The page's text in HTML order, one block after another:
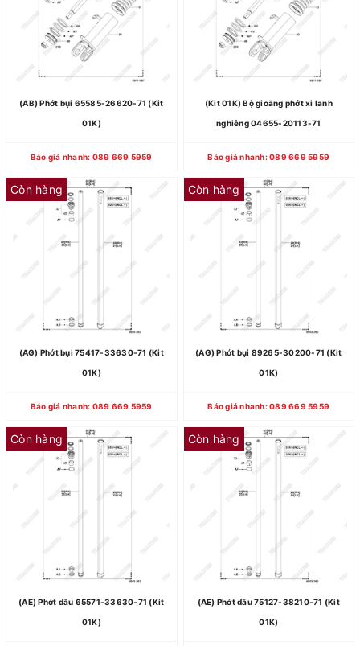
(AB) Phớt bụi 65585-26620-71 (Kit
01K)
Báo giá nhanh: 089 669 5959
(Kit 01K) Bộ gioăng phớt xi lanh
nghiêng 04655-20113-71
Báo giá nhanh: 089 669 5959
Còn hàng
(AG) Phớt bụi 75417-33630-71 (Kit
01K)
Báo giá nhanh: 089 669 5959
Còn hàng
(AG) Phớt bụi 89265-30200-71 (Kit
01K)
Báo giá nhanh: 089 669 5959
Còn hàng
(AE) Phớt dầu 65571-33630-71 (Kit
01K)
Còn hàng
(AE) Phớt dầu 75127-38210-71 (Kit
01K)